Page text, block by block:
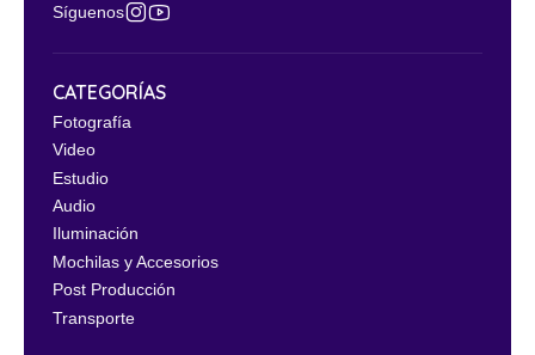
Síguenos
CATEGORÍAS
Fotografía
Video
Estudio
Audio
Iluminación
Mochilas y Accesorios
Post Producción
Transporte